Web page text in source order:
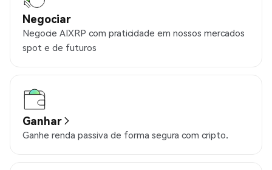
Negociar
Negocie AIXRP com praticidade em nossos mercados
spot e de futuros
Ganhar
Ganhe renda passiva de forma segura com cripto.